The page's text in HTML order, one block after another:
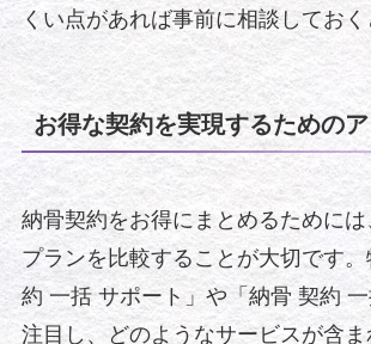
くい点があれば事前に相談しておく
お得な契約を実現するための
納骨契約をお得にまとめるために
プランを比較することが大切です
約 一括 サポート」や「納骨 契約
注目し、どのようなサービスが含